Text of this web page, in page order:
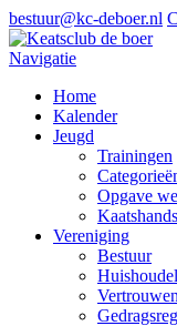
bestuur@kc-deboer.nl
Navigatie
Home
Kalender
Jeugd
Trainingen
Opgave
Vereniging
Bestuur